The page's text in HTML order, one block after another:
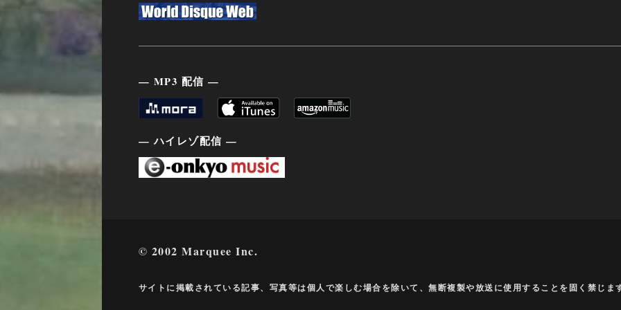
— MP3 配信 —
— ハイレゾ配信 —
© 2002 Marquee Inc.
サイトに掲載されている記事、写真等は個人で楽しむ場合を除いて、無断複製や放送に使用することを固く禁じま